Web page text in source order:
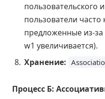
пользовательского
пользователи часто
предложенные из-
w1 увеличивается).
Хранение:
Процесс Б: